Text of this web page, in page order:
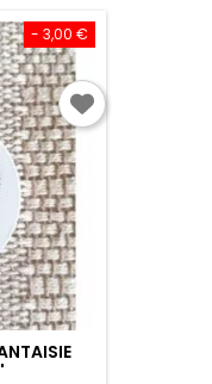
- 3,00 €